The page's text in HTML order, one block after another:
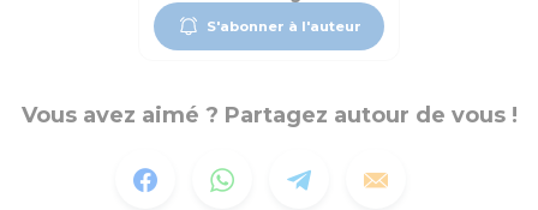
S'abonner à l'auteur
Vous avez aimé ? Partagez autour de vous !